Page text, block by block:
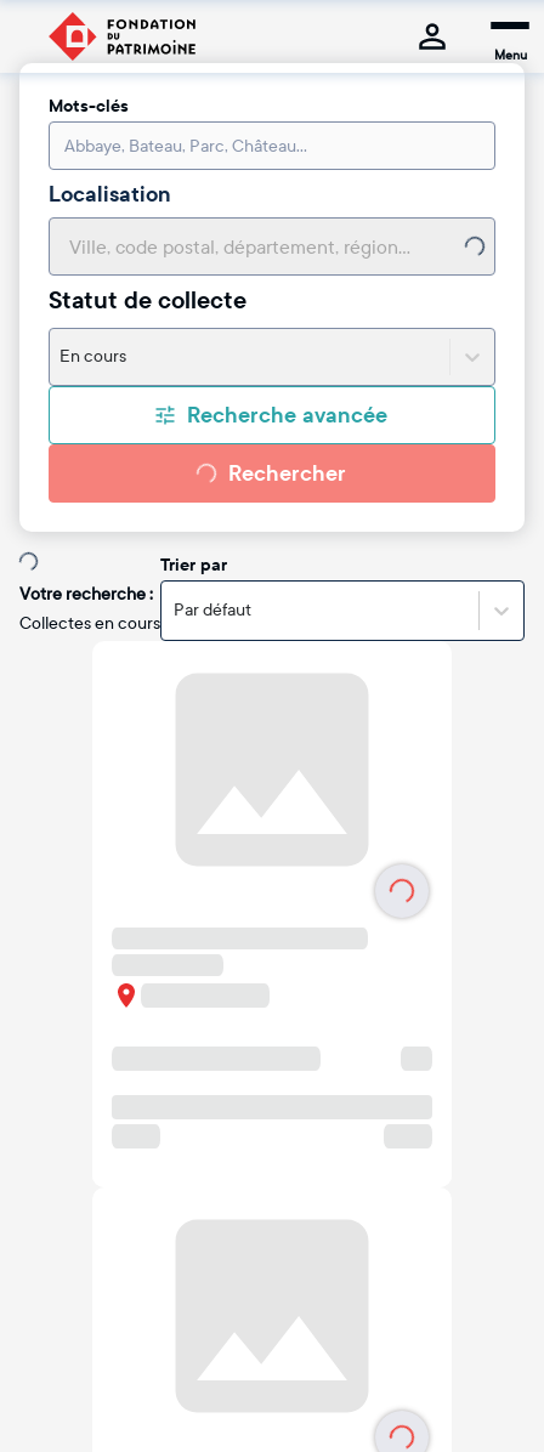
Menu
Mots-clés
Localisation
Statut de collecte
En cours
Recherche avancée
Rechercher
Votre recherche :
Collectes en cours
Trier par
Par défaut